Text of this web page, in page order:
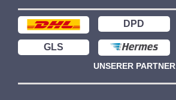
DPD
GLS
UNSERER PARTNER